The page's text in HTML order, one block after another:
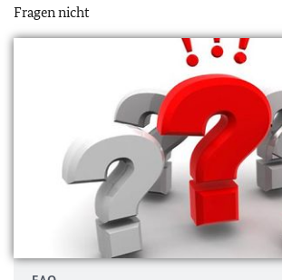
Fragen nicht